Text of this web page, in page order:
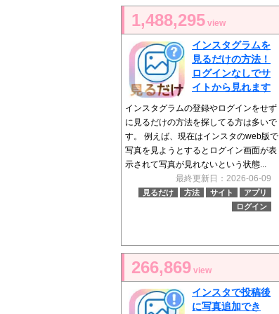
1,488,295 view
インスタグラムを
見るだけの方法！
ログインなしでサ
イトから見れます
インスタグラムの登録やログインをせず
に見るだけの方法を探してる方は多いで
す。 例えば、現在はインスタのweb版で
写真を見ようとするとログイン画面が表
示されて写真が見れないという状態...
最終更新日：2026-06-09
見るだけ 方法 サイト
アプリ
ログイン
266,869 view
インスタで投稿後
に写真追加でき